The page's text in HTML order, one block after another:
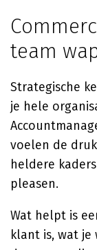
team
Strategische
je hele
voelen de
heldere
pleasen.
Wat helpt is
klant is, wat